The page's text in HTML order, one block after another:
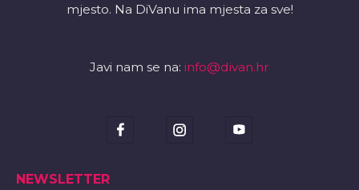
mjesto. Na DiVanu ima mjesta za sve!
Javi nam se na: info@divan.hr
NEWSLETTER